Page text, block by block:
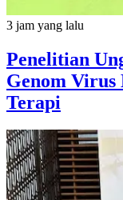
3 jam yang lalu
Penelitian
Genom Virus
Terapi